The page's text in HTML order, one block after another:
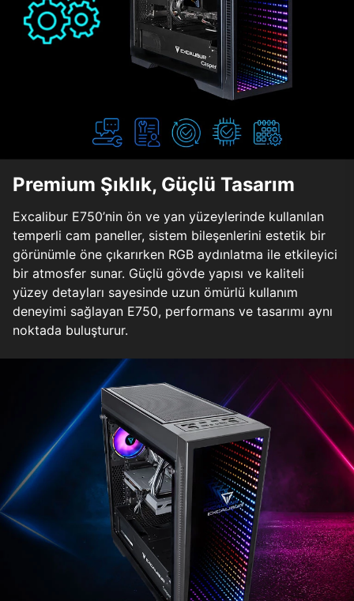
Premium Şıklık, Güçlü Tasarım
Excalibur E750’nin ön ve yan yüzeylerinde kullanılan
temperli cam paneller, sistem bileşenlerini estetik bir
görünümle öne çıkarırken RGB aydınlatma ile etkileyici
bir atmosfer sunar. Güçlü gövde yapısı ve kaliteli
yüzey detayları sayesinde uzun ömürlü kullanım
deneyimi sağlayan E750, performans ve tasarımı aynı
noktada buluşturur.